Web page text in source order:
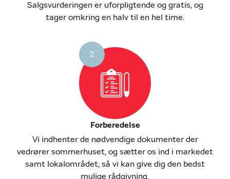
Salgsvurderingen er uforpligtende og gratis, og
tager omkring en halv til en hel time.
2
Forberedelse
Vi indhenter de nødvendige dokumenter der
vedrører sommerhuset, og sætter os ind i markedet
samt lokalområdet, så vi kan give dig den bedst
mulige rådgivning.